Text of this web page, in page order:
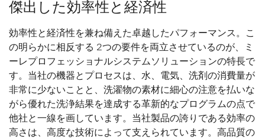
傑出した効率性と経済性
効率性と経済性を兼ね備えた卓越したパフォーマンス。こ
の明らかに相反する 2つの要件を両立させているのが、ミ
ーレプロフェッショナルシステムソリューションの特長で
す。当社の機器とプロセスは、水、電気、洗剤の消費量が
非常に少ないことと、洗濯物の素材に細心の注意を払いな
がら優れた洗浄結果を達成する革新的なプログラムの点で
他社と一線を画しています。当社製品の誇りである効率の
高さは、高度な技術によって支えられています。高品質の